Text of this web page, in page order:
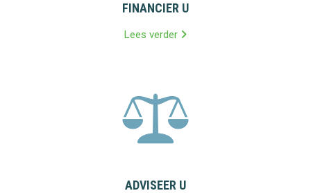
FINANCIER U
Lees verder
ADVISEER U